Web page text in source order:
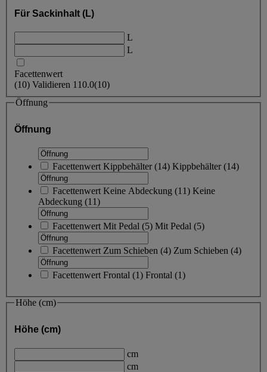
Für Sackinhalt (L)
L
L
Facettenwert
(10) Validieren 110.0(10)
Öffnung
Öffnung
Facettenwert Kippbehälter(14) Kippbehälter(14)
Facettenwert Keine Abdeckung (11) Keine
Abdeckung (11)
Facettenwert Mit Pedal (5) Mit Pedal (5)
Facettenwert Zum Schieben (4) Zum Schieben (4)
Facettenwert Frontal (1) Frontal (1)
Höhe (cm)
Höhe (cm)
cm
cm